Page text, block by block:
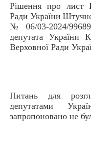
Рішення про лист
Ради України
№ 06/03-2024/
депутата України
Верховної Ради
Питань для
депутатами
запропоновано не